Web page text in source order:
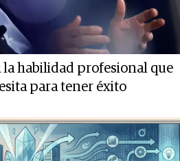
la habilidad profesional que
para tener éxito